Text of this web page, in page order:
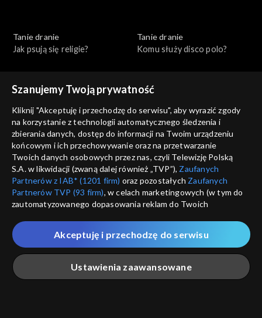
Tanie dranie
Jak psują się religie?
Tanie dranie
Komu służy disco polo?
Tanie dranie
Czy wolność ma przyszłość?
Tanie dranie
Mistyka dla każdego?
Tanie dranie
Po co nam Piłsudski?
Tanie dranie
W oparach antyfaszyzmu
Szanujemy Twoją prywatność
Kliknij "Akceptuję i przechodzę do serwisu", aby wyrazić zgody
na korzystanie z technologii automatycznego śledzenia i
zbierania danych, dostęp do informacji na Twoim urządzeniu
końcowym i ich przechowywanie oraz na przetwarzanie
Twoich danych osobowych przez nas, czyli Telewizję Polską
S.A. w likwidacji (zwaną dalej również „TVP”), Zaufanych
Partnerów z IAB* (1201 firm) oraz pozostałych Zaufanych
Partnerów TVP (93 firm), w celach marketingowych (w tym do
zautomatyzowanego dopasowania reklam do Twoich
które wskazujemy poniżej, a także zgody na udostępnianie
przez nas identyfikatora PPID do Google.
Twoje dane osobowe zbierane podczas odwiedzania przez
Ciebie naszych
poszczególnych serwisówzwanych dalej
„Portalem”, w tym informacje zapisywane za pomocą
Ustawienia zaawansowane
Akceptuję i przechodzę do serwisu